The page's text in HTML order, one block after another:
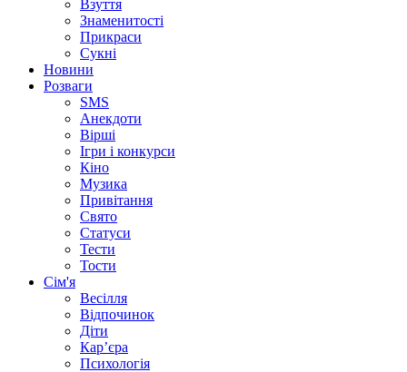
Взуття
Знаменитості
Прикраси
Сукні
Новини
Розваги
SMS
Анекдоти
Вірші
Ігри і конкурси
Кіно
Музика
Привітання
Свято
Статуси
Тести
Тости
Сім'я
Весілля
Відпочинок
Діти
Кар’єра
Психологія